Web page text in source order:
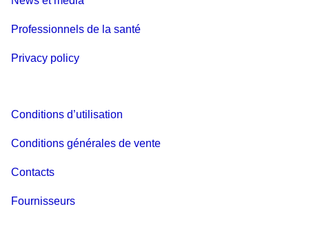
Professionnels de la santé
Privacy policy
Conditions d’utilisation
Conditions générales de vente
Contacts
Fournisseurs